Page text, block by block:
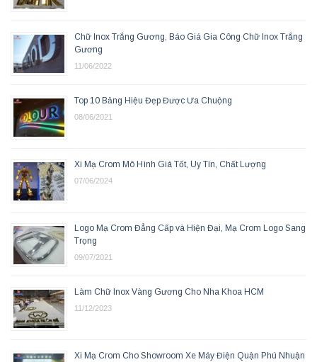
Chữ Inox Trắng Gương, Báo Giá Gia Công Chữ Inox Trắng
Gương
11/06/2022
Top 10 Bảng Hiệu Đẹp Được Ưa Chuộng
08/06/2021
Xi Mạ Crom Mô Hình Giá Tốt, Uy Tín, Chất Lượng
07/06/2024
Logo Mạ Crom Đẳng Cấp và Hiện Đại, Mạ Crom Logo Sang
Trọng
09/07/2021
Làm Chữ Inox Vàng Gương Cho Nha Khoa HCM
11/12/2023
Xi Mạ Crom Cho Showroom Xe Máy Điện Quận Phú Nhuận